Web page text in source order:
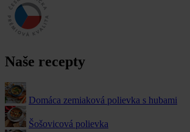
Naše recepty
Domáca zemiaková polievka s hubami
Šošovicová polievka